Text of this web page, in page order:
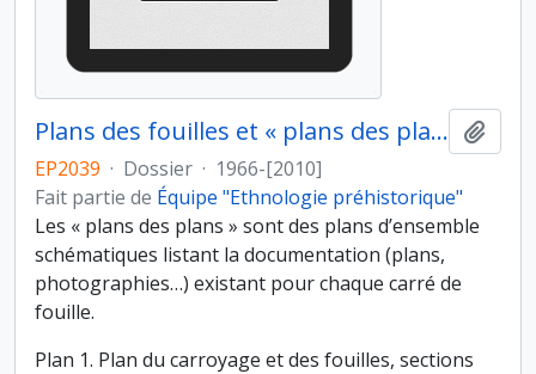
Plans des fouilles et « plans des plans »
EP2039 · Dossier · 1966-[2010]
Fait partie de Équipe "Ethnologie préhistorique"
Les « plans des plans » sont des plans d’ensemble
schématiques listant la documentation (plans,
photographies…) existant pour chaque carré de
fouille.
Plan 1. Plan du carroyage et des fouilles, sections